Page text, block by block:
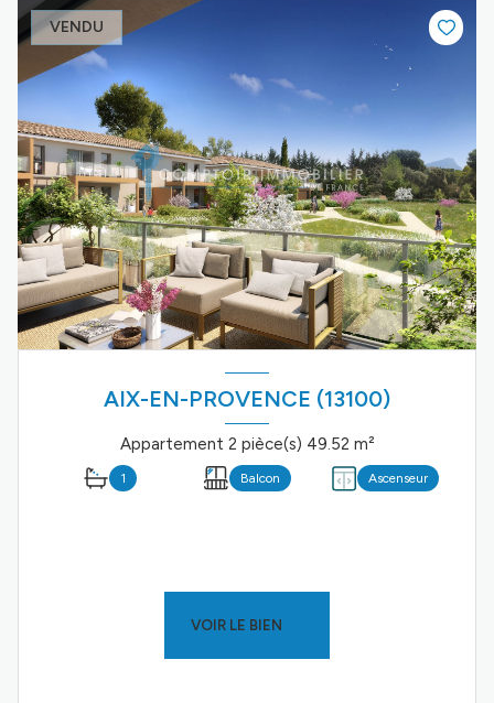
VENDU
AIX-EN-PROVENCE (13100)
Appartement 2 pièce(s) 49.52 m²
1 Balcon Ascenseur
VOIR LE BIEN